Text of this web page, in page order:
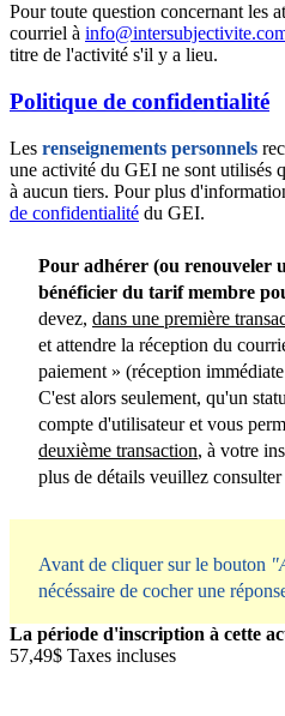
Pour toute question concernant les
courriel à
titre de l'activité s'il y a lieu.
Politique de confidentialité
Les renseignements personnels
une activité du GEI ne sont utilisés
à aucun tiers. Pour plus
de confidentialité du GEI.
Pour adhérer (ou renouveler
bénéficier du tarif membre
devez, dans une première
et attendre la réception du
paiement » (réception
C'est alors seulement, qu'un
compte d'utilisateur et vous
deuxième transaction, à votre
plus de détails veuillez
Avant de cliquer sur le bouton
nécéssaire de cocher une
La période d'inscription à cette
57,49$ Taxes incluses